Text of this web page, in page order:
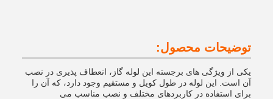
توضیحات محصول:
یکی از ویژگی های برجسته این لوله گاز، انعطاف پذیری در نصب
آن است. این لوله در طول کویل و مستقیم وجود دارد، که آن را
برای استفاده در کاربردهای مختلف و نصب مناسب می